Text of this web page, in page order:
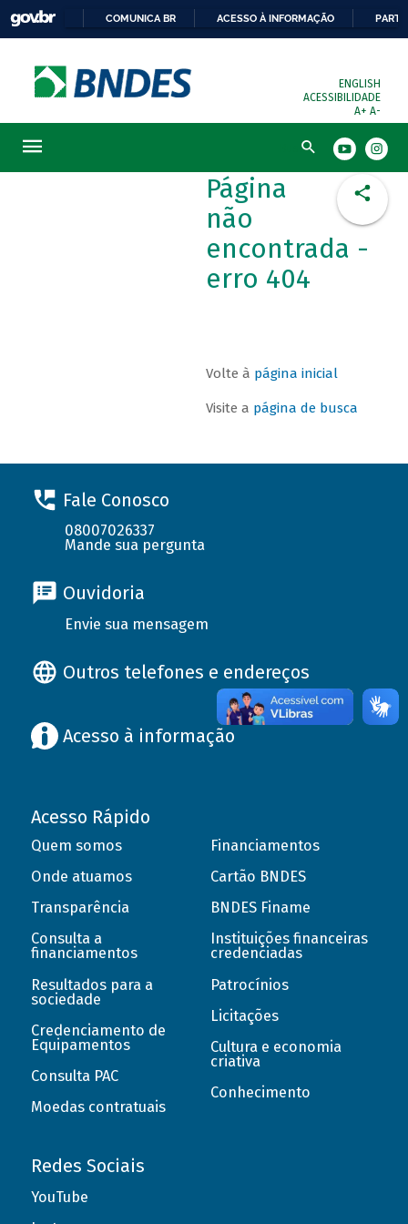
COMUNICA BR ACESSO À INFORMAÇÃO
ENGLISH
ACESSIBILIDADE
A+ A-
Busca
Página
não
encontrada -
erro 404
Volte à página inicial
Visite a página de busca
Fale Conosco
08007026337
Mande sua pergunta
Ouvidoria
Envie sua mensagem
Outros telefones e endereços
Acesso à informação
Acesso Rápido
Quem somos
Onde atuamos
Transparência
Consulta a
financiamentos
Resultados para a
sociedade
Credenciamento de
Equipamentos
Consulta PAC
Moedas contratuais
Financiamentos
Cartão BNDES
BNDES Finame
Instituições financeiras
credenciadas
Patrocínios
Licitações
Cultura e economia
criativa
Conhecimento
Redes Sociais
YouTube